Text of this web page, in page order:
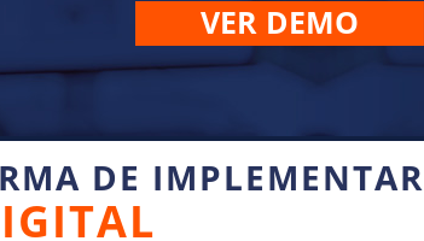
VER DEMO
DE IMPLEMENTAR